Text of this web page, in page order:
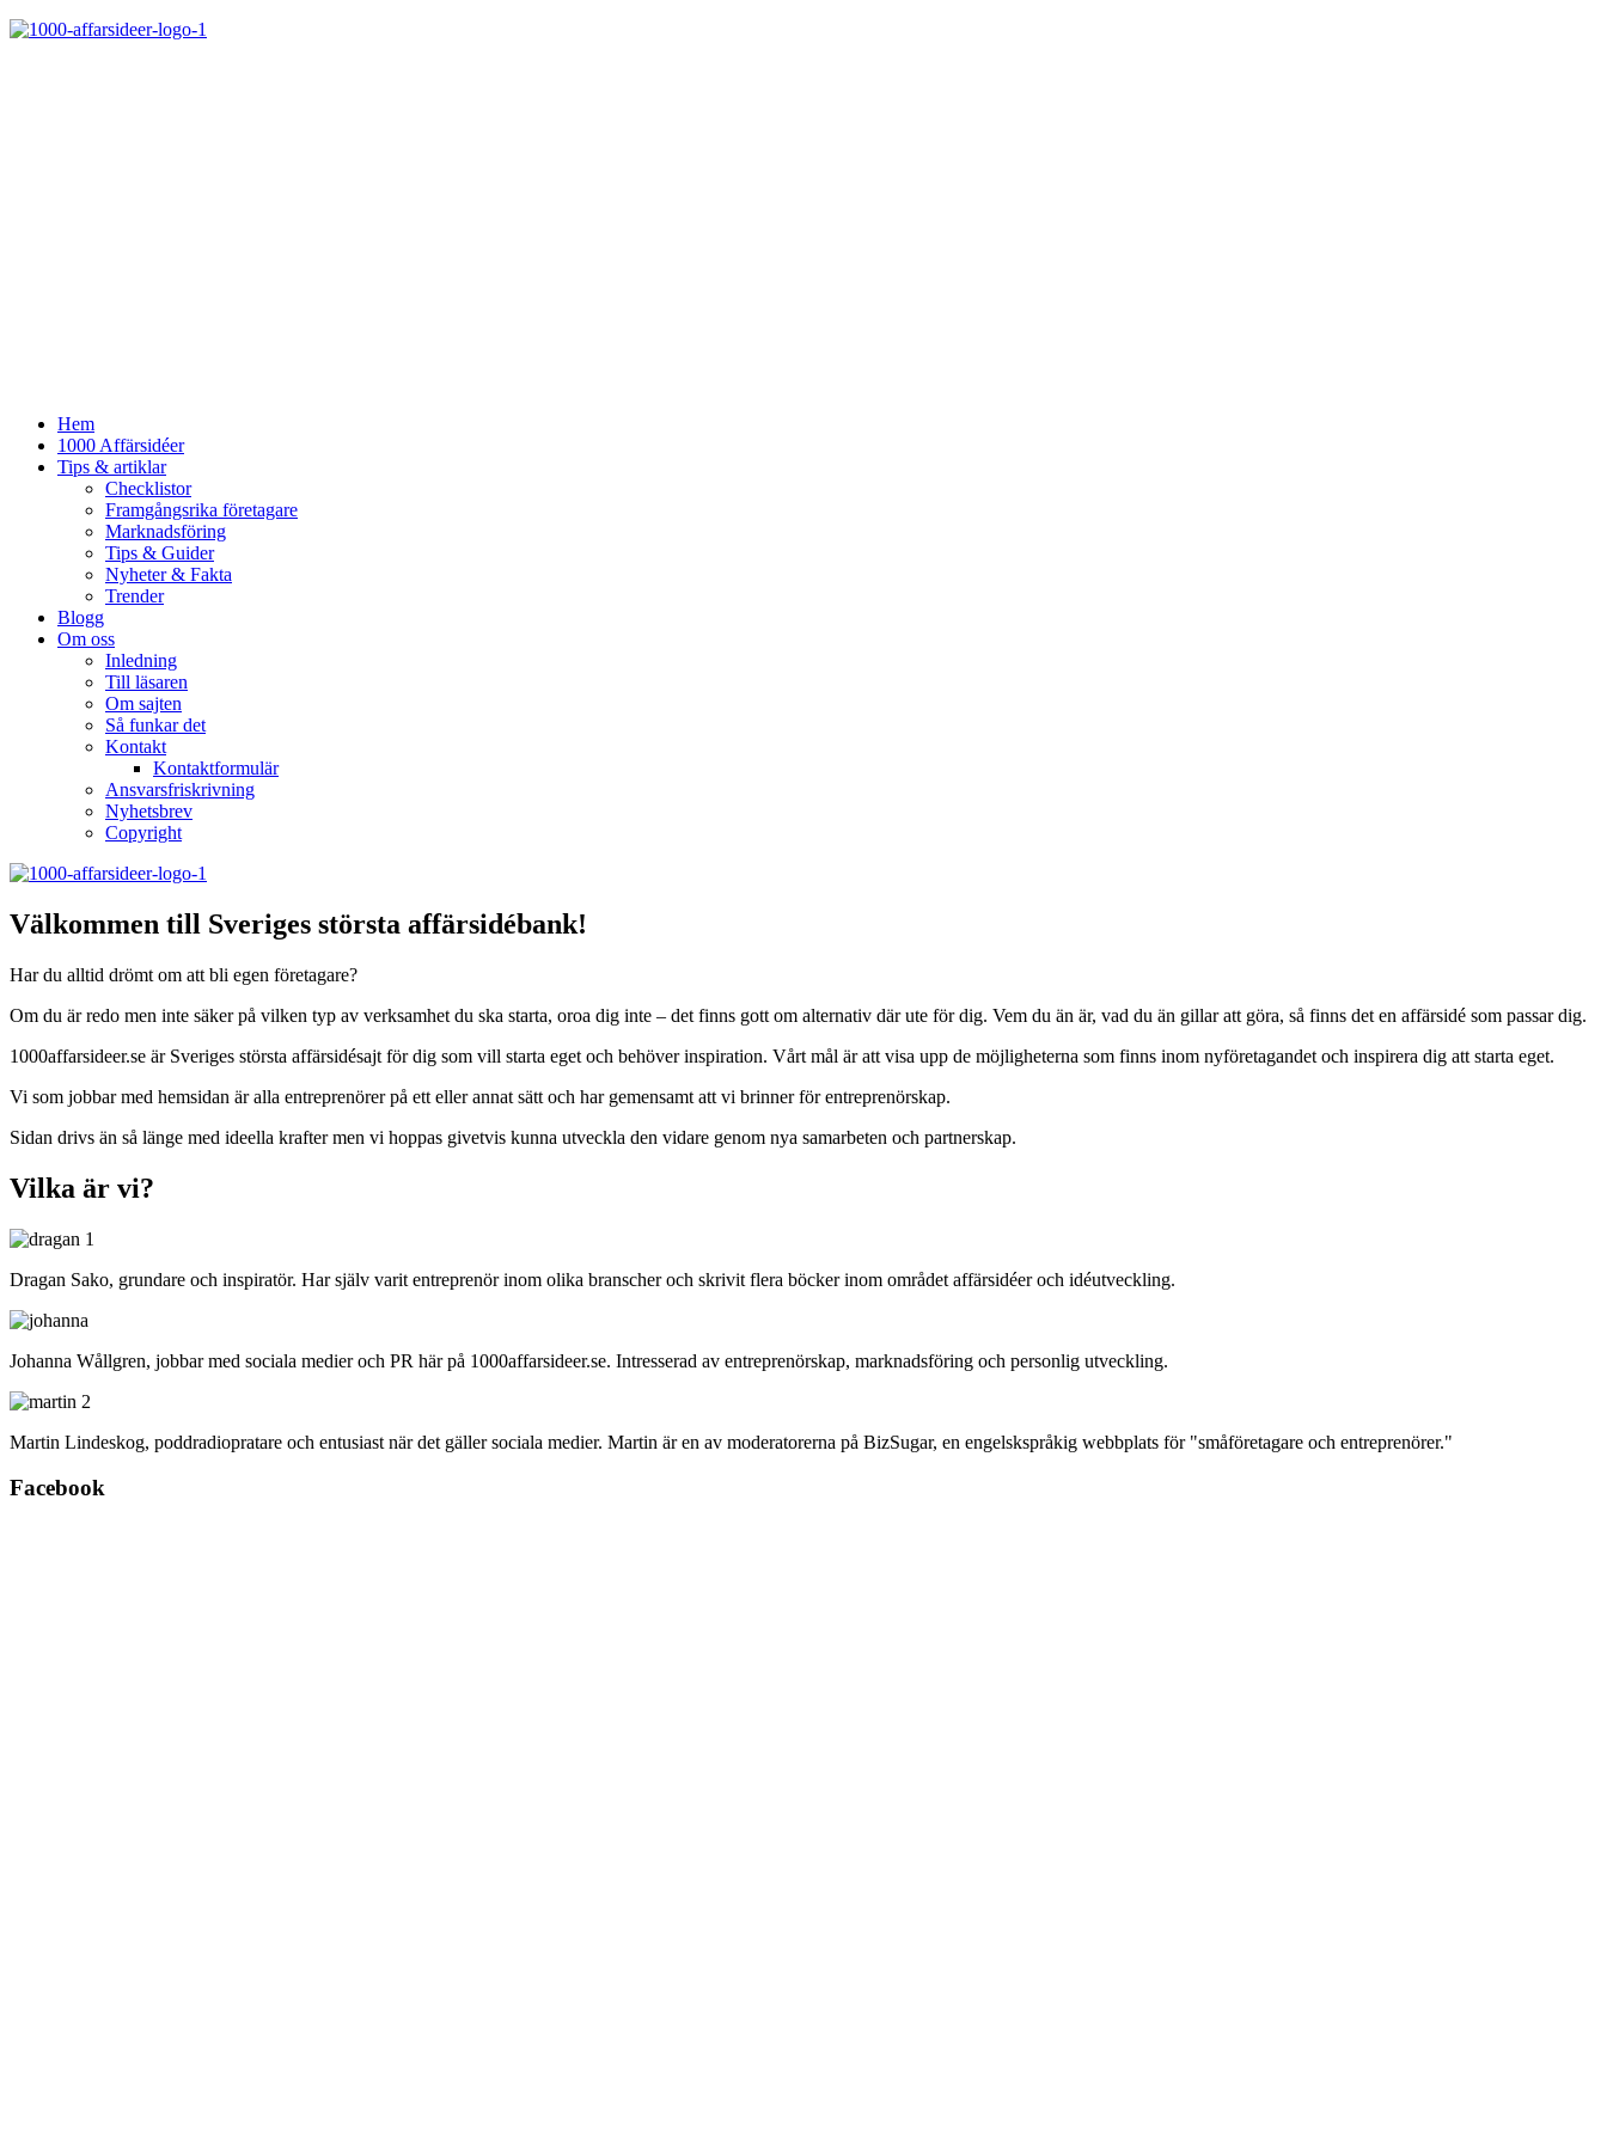
Hem
1000 Affärsidéer
Tips & artiklar
Checklistor
Framgångsrika företagare
Marknadsföring
Tips & Guider
Nyheter & Fakta
Trender
Blogg
Om oss
Inledning
Till läsaren
Om sajten
Så funkar det
Kontakt
Kontaktformulär
Ansvarsfriskrivning
Nyhetsbrev
Copyright
Välkommen till Sveriges största affärsidébank!
Har du alltid drömt om att bli egen företagare?
Om du är redo men inte säker på vilken typ av verksamhet du ska starta, oroa dig inte – det finns gott om alternativ där ute för dig. Vem du än är, vad du än gillar att göra, så finns det en affärsidé som passar dig.
1000affarsideer.se är Sveriges största affärsidésajt för dig som vill starta eget och behöver inspiration. Vårt mål är att visa upp de möjligheterna som finns inom nyföretagandet och inspirera dig att starta eget.
Vi som jobbar med hemsidan är alla entreprenörer på ett eller annat sätt och har gemensamt att vi brinner för entreprenörskap.
Sidan drivs än så länge med ideella krafter men vi hoppas givetvis kunna utveckla den vidare genom nya samarbeten och partnerskap.
Vilka är vi?
Dragan Sako, grundare och inspiratör. Har själv varit entreprenör inom olika branscher och skrivit flera böcker inom området affärsidéer och idéutveckling.
Johanna Wållgren, jobbar med sociala medier och PR här på 1000affarsideer.se. Intresserad av entreprenörskap, marknadsföring och personlig utveckling.
Martin Lindeskog, poddradiopratare och entusiast när det gäller sociala medier. Martin är en av moderatorerna på BizSugar, en engelskspråkig webbplats för "småföretagare och entreprenörer."
Facebook